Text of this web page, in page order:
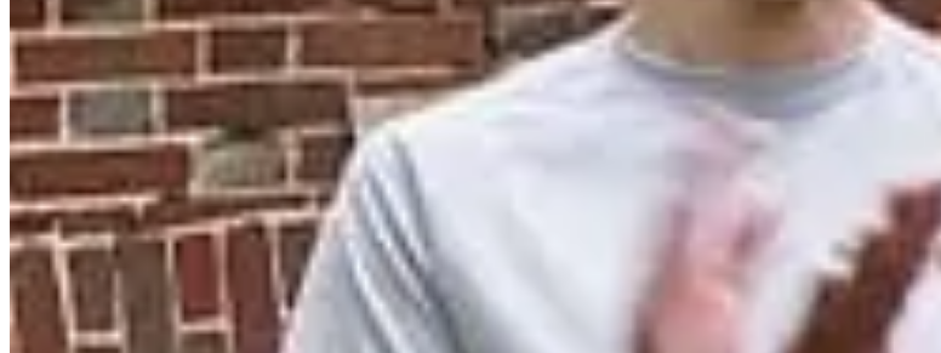
Fermeture des inscriptions : dimanche 7 mai à 20h00
Courses
mai 2027
Date à confirmer
Course 11 km
km
m
Running